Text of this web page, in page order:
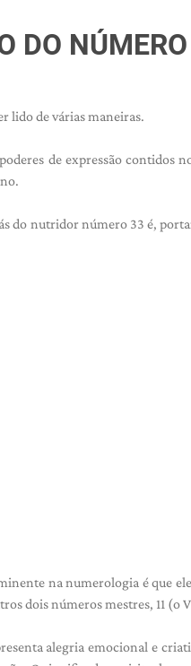
DO
lido de várias maneiras.
de expressão contidos
nutridor número 33 é,
na numerologia é que
dois números mestres, 11 (o
alegria emocional e